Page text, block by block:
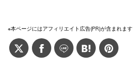
※本ページにはアフィリエイト広告(PR)が含まれます